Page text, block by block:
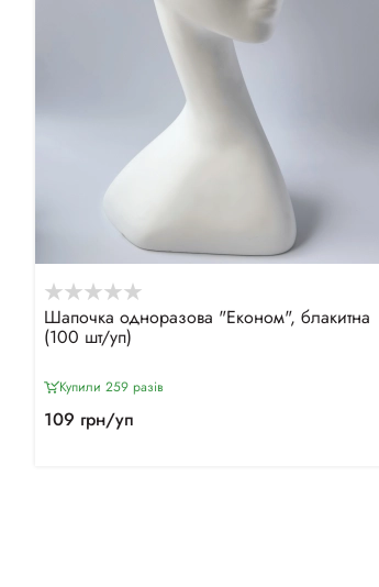
Шапочка одноразова "Економ", блакитна
(100 шт/уп)
Купили 259 разiв
109 грн/уп